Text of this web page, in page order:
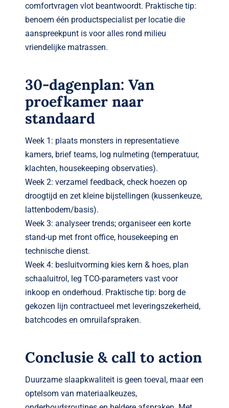
comfortvragen vlot beantwoordt. Praktische tip:
benoem één productspecialist per locatie die
aanspreekpunt is voor alles rond milieu
vriendelijke matrassen.
30-dagenplan: Van
proefkamer naar
standaard
Week 1: plaats monsters in representatieve
kamers, brief teams, log nulmeting (temperatuur,
klachten, housekeeping observaties).
Week 2: verzamel feedback, check hoezen op
droogtijd en zet kleine bijstellingen (kussenkeuze,
lattenbodem/basis).
Week 3: analyseer trends; organiseer een korte
stand-up met front office, housekeeping en
technische dienst.
Week 4: besluitvorming kies kern & hoes, plan
schaaluitrol, leg TCO-parameters vast voor
inkoop en onderhoud. Praktische tip: borg de
gekozen lijn contractueel met leveringszekerheid,
batchcodes en omruilafspraken.
Conclusie & call to action
Duurzame slaapkwaliteit is geen toeval, maar een
optelsom van materiaalkeuzes,